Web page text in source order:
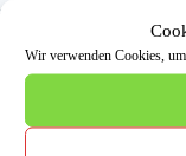
Wir verwenden Cookies,
Häufige Fragen
Wie aktuell ist der
Der Flugplan auf der
zeigt sowohl
Verspätungen. Verlass